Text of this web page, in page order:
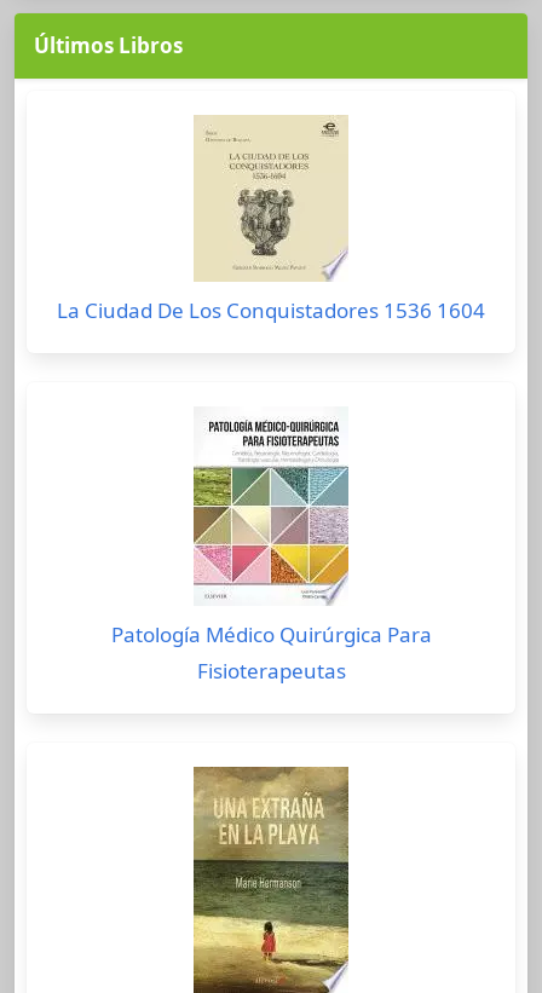
Últimos Libros
La Ciudad De Los Conquistadores 1536 1604
Patología Médico Quirúrgica Para
Fisioterapeutas